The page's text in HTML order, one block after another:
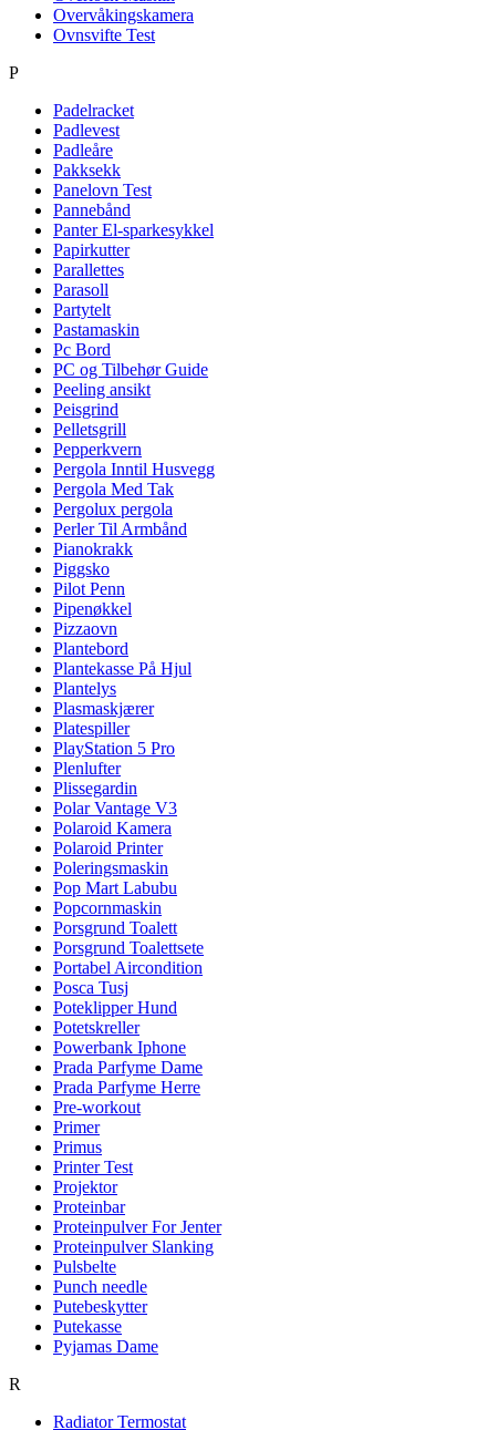
Overvåkingskamera
Ovnsvifte Test
P
Padelracket
Padlevest
Padleåre
Pakksekk
Panelovn Test
Pannebånd
Panter El-sparkesykkel
Papirkutter
Parallettes
Parasoll
Partytelt
Pastamaskin
Pc Bord
PC og Tilbehør Guide
Peeling ansikt
Peisgrind
Pelletsgrill
Pepperkvern
Pergola Inntil Husvegg
Pergola Med Tak
Pergolux pergola
Perler Til Armbånd
Pianokrakk
Piggsko
Pilot Penn
Pipenøkkel
Pizzaovn
Plantebord
Plantekasse På Hjul
Plantelys
Plasmaskjærer
Platespiller
PlayStation 5 Pro
Plenlufter
Plissegardin
Polar Vantage V3
Polaroid Kamera
Polaroid Printer
Poleringsmaskin
Pop Mart Labubu
Popcornmaskin
Porsgrund Toalett
Porsgrund Toalettsete
Portabel Aircondition
Posca Tusj
Poteklipper Hund
Potetskreller
Powerbank Iphone
Prada Parfyme Dame
Prada Parfyme Herre
Pre-workout
Primer
Primus
Printer Test
Projektor
Proteinbar
Proteinpulver For Jenter
Proteinpulver Slanking
Pulsbelte
Punch needle
Putebeskytter
Putekasse
Pyjamas Dame
R
Radiator Termostat